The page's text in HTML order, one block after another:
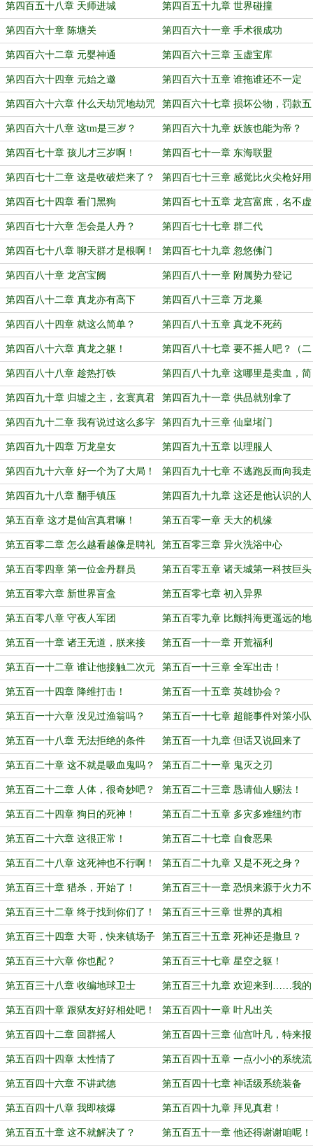
第四百五十八章 天师进城 第四百五十九章 世界碰撞
第四百六十章 陈塘关 第四百六十一章 手术很成功
第四百六十二章 元婴神通 第四百六十三章 玉虚宝库
第四百六十四章 元始之邀 第四百六十五章 谁拖谁还不一定
呢！
第四百六十六章 什么天劫咒地劫咒 第四百六十七章 损坏公物，罚款五
十
第四百六十八章 这tm是三岁？ 第四百六十九章 妖族也能为帝？
第四百七十章 孩儿才三岁啊！ 第四百七十一章 东海联盟
第四百七十二章 这是收破烂来了？ 第四百七十三章 感觉比火尖枪好用
啊！
第四百七十四章 看门黑狗 第四百七十五章 龙宫富庶，名不虚
传！
第四百七十六章 怎会是人丹？ 第四百七十七章 群二代
第四百七十八章 聊天群才是根啊！ 第四百七十九章 忽悠佛门
第四百八十章 龙宫宝阙 第四百八十一章 附属势力登记
第四百八十二章 真龙亦有高下 第四百八十三章 万龙巢
第四百八十四章 就这么简单？ 第四百八十五章 真龙不死药
第四百八十六章 真龙之躯！ 第四百八十七章 要不摇人吧？（二
合一）
第四百八十八章 趁热打铁 第四百八十九章 这哪里是卖血，简
直是印钱啊！
第四百九十章 归墟之主，玄寰真君 第四百九十一章 供品就别拿了
第四百九十二章 我有说过这么多字
吗？
第四百九十三章 仙皇堵门
第四百九十四章 万龙皇女 第四百九十五章 以理服人
第四百九十六章 好一个为了大局！ 第四百九十七章 不逃跑反而向我走
来？
第四百九十八章 翻手镇压 第四百九十九章 这还是他认识的人
族吗？
第五百章 这才是仙宫真君嘛！ 第五百零一章 天大的机缘
第五百零二章 怎么越看越像是聘礼
呢？
第五百零三章 异火洗浴中心
第五百零四章 第一位金丹群员 第五百零五章 诸天城第一科技巨头
第五百零六章 新世界盲盒 第五百零七章 初入异界
第五百零八章 守夜人军团 第五百零九章 比颤抖海更遥远的地
方
第五百一十章 诸王无道，朕来接
掌！
第五百一十一章 开荒福利
第五百一十二章 谁让他接触二次元
的？
第五百一十三章 全军出击！
第五百一十四章 降维打击！ 第五百一十五章 英雄协会？
第五百一十六章 没见过渔翁吗？
（二合一大章）
第五百一十七章 超能事件对策小队
第五百一十八章 无法拒绝的条件 第五百一十九章 但话又说回来了
第五百二十章 这不就是吸血鬼吗？ 第五百二十一章 鬼灭之刃
第五百二十二章 人体，很奇妙吧？ 第五百二十三章 恳请仙人赐法！
第五百二十四章 狗日的死神！ 第五百二十五章 多灾多难纽约市
第五百二十六章 这很正常！ 第五百二十七章 自食恶果
第五百二十八章 这死神也不行啊！ 第五百二十九章 又是不死之身？
第五百三十章 猎杀，开始了！ 第五百三十一章 恐惧来源于火力不
足
第五百三十二章 终于找到你们了！ 第五百三十三章 世界的真相
第五百三十四章 大哥，快来镇场子
了！
第五百三十五章 死神还是撒旦？
第五百三十六章 你也配？ 第五百三十七章 星空之躯！
第五百三十八章 收编地球卫士 第五百三十九章 欢迎来到……我的
永恒监牢！
第五百四十章 跟狱友好好相处吧！ 第五百四十一章 叶凡出关
第五百四十二章 回群摇人 第五百四十三章 仙宫叶凡，特来报
恩！
第五百四十四章 太性情了 第五百四十五章 一点小小的系统流
震撼（四千大章）
第五百四十六章 不讲武德 第五百四十七章 神话级系统装备
第五百四十八章 我即核爆 第五百四十九章 拜见真君！
第五百五十章 这不就解决了？ 第五百五十一章 他还得谢谢咱呢！